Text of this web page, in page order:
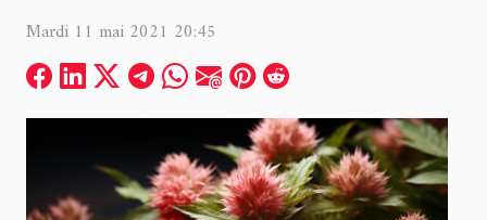
Mardi 11 mai 2021 20:45